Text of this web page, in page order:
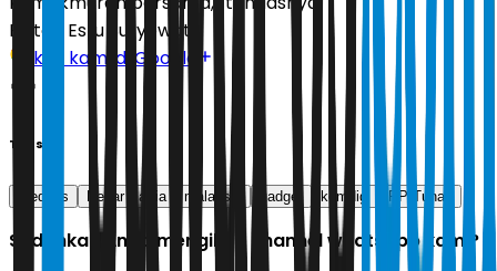
Editor: Estu Suryowati
Ikuti kami di Google
Tags
medsos Nezar Patria malaysia gadget komdigi PP Tunas
Sudahkah Anda mengikuti channel whatsapp kami?